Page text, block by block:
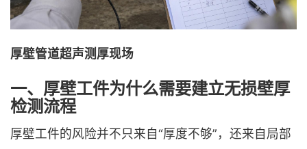
厚壁管道超声测厚现场
一、厚壁工件为什么需要建立无损壁厚
检测流程
厚壁工件的风险并不只来自“厚度不够”，还来自局部